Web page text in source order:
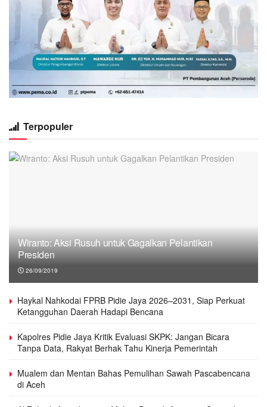
Terpopuler
Wiranto: Aksi Rusuh untuk Gagalkan Pelantikan
Presiden
26/09/2019
Haykal Nahkodai FPRB Pidie Jaya 2026–2031, Siap Perkuat
Ketangguhan Daerah Hadapi Bencana
Kapolres Pidie Jaya Kritik Evaluasi SKPK: Jangan Bicara
Tanpa Data, Rakyat Berhak Tahu Kinerja Pemerintah
Mualem dan Mentan Bahas Pemulihan Sawah Pascabencana
di Aceh